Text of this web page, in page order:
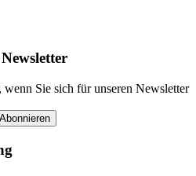
Sie sich für unseren Newsletter
Abonnieren